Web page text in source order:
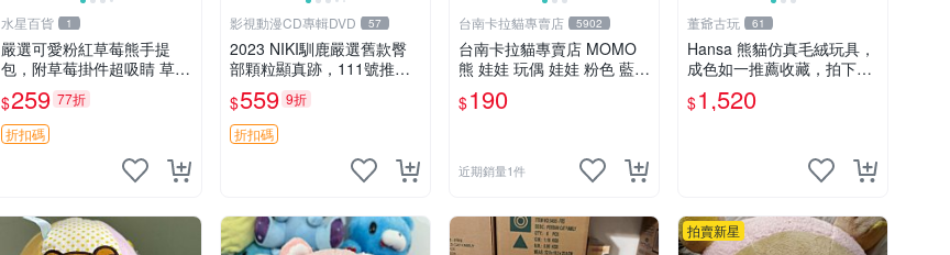
水星百貨 1
嚴選可愛粉紅草莓熊手提
包，附草莓掛件超吸睛 草莓
熊手提包 草莓掛件 可愛port
unese
$259 77折
折扣碼
影視動漫CD專輯DVD 57
2023 NIKI馴鹿嚴選舊款臀
部顆粒顯真跡，111號推薦
珍藏品 馴鹿 舊款 尾巴顆粒
$559 9折
折扣碼
台南卡拉貓專賣店 5902
台南卡拉貓專賣店 MOMO
熊 娃娃 玩偶 娃娃 粉色 藍色
2色分售
$190
近期銷量1件
董爺古玩 61
Hansa 熊貓仿真毛絨玩具，
成色如一推薦收藏，拍下無
疑心 熊貓 毛絨玩具 收藏
$1,520
拍賣新星